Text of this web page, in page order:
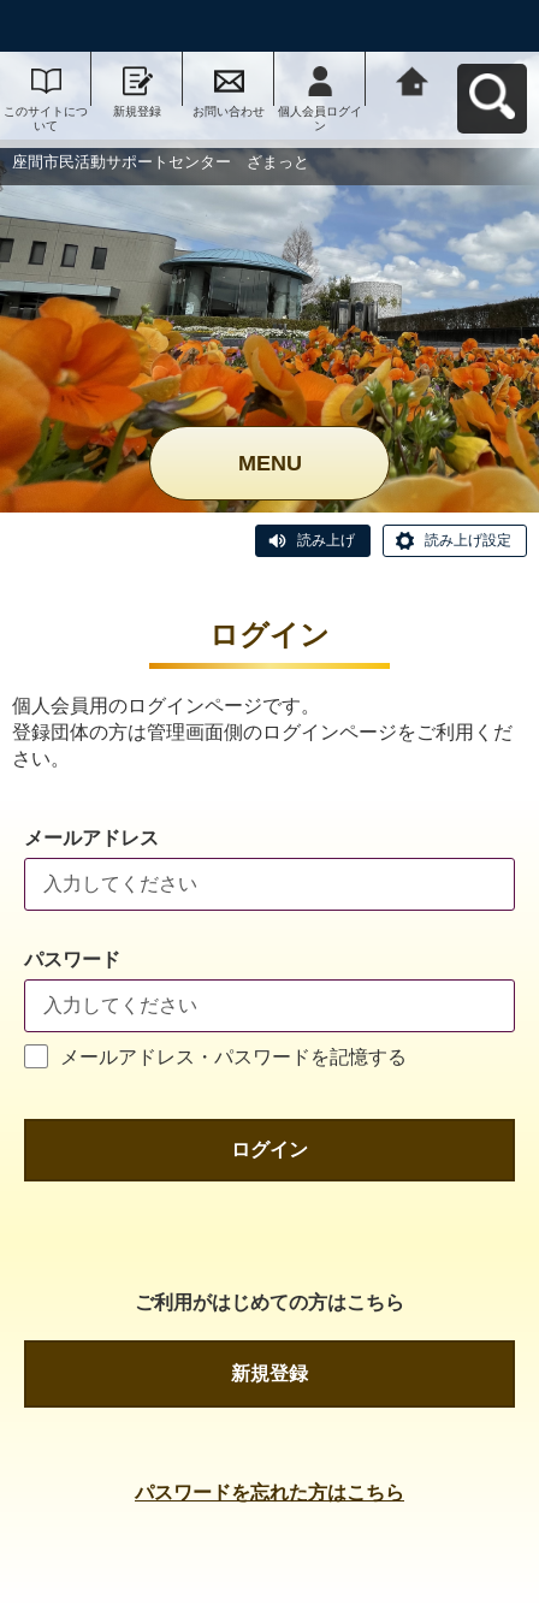
このサイトにつ
いて
新規登録 お問い合わせ
個人会員ログイ
ン
ー ざまっとへ
座間市民活動サポートセンター ざまっと
MENU
読み上げ 読み上げ設定
ログイン
個人会員用のログインページです。
登録団体の方は管理画面側のログインページをご利用くだ
さい。
メールアドレス
パスワード
メールアドレス・パスワードを記憶する
ログイン
ご利用がはじめての方はこちら
新規登録
パスワードを忘れた方はこちら